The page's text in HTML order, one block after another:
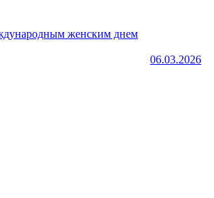
женским днем
06.03.2026